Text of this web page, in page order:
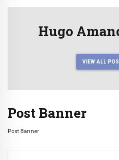
Hugo
VIEW ALL
Post Banner
Post Banner